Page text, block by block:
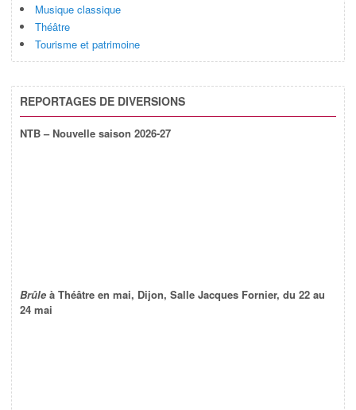
Musique classique
Théâtre
Tourisme et patrimoine
REPORTAGES DE DIVERSIONS
NTB – Nouvelle saison 2026-27
Brûle à Théâtre en mai, Dijon, Salle Jacques Fornier, du 22 au
24 mai